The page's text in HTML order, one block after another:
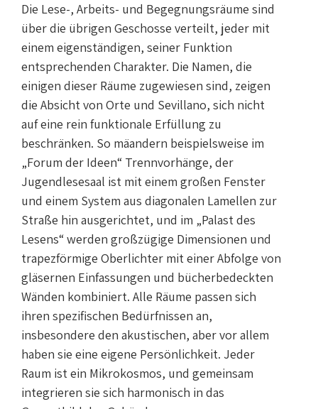
Die Lese-, Arbeits- und Begegnungsräume sind
über die übrigen Geschosse verteilt, jeder mit
einem eigenständigen, seiner Funktion
entsprechenden Charakter. Die Namen, die
einigen dieser Räume zugewiesen sind, zeigen
die Absicht von Orte und Sevillano, sich nicht
auf eine rein funktionale Erfüllung zu
beschränken. So mäandern beispielsweise im
„Forum der Ideen“ Trennvorhänge, der
Jugendlesesaal ist mit einem großen Fenster
und einem System aus diagonalen Lamellen zur
Straße hin ausgerichtet, und im „Palast des
Lesens“ werden großzügige Dimensionen und
trapezförmige Oberlichter mit einer Abfolge von
gläsernen Einfassungen und bücherbedeckten
Wänden kombiniert. Alle Räume passen sich
ihren spezifischen Bedürfnissen an,
insbesondere den akustischen, aber vor allem
haben sie eine eigene Persönlichkeit. Jeder
Raum ist ein Mikrokosmos, und gemeinsam
integrieren sie sich harmonisch in das